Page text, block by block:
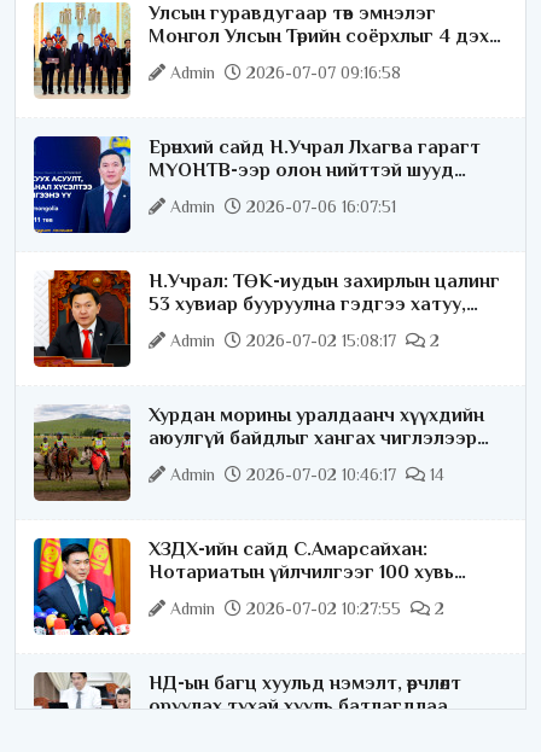
Улсын гуравдугаар төв эмнэлэг
Монгол Улсын Төрийн соёрхлыг 4 дэх
удаагаа хүртлээ
Admin 2026-07-07 09:16:58
Ерөнхий сайд Н.Учрал Лхагва гарагт
МҮОНТВ-ээр олон нийттэй шууд
ярилцана
Admin 2026-07-06 16:07:51
Н.Учрал: ТӨК-иудын захирлын цалинг
53 хувиар бууруулна гэдгээ хатуу,
хариуцлагатайгаар хэлье
Admin 2026-07-02 15:08:17 2
Хурдан морины уралдаанч хүүхдийн
аюулгүй байдлыг хангах чиглэлээр
ажиллаж байна
Admin 2026-07-02 10:46:17 14
ХЗДХ-ийн сайд С.Амарсайхан:
Нотариатын үйлчилгээг 100 хувь
цахимжуулна
Admin 2026-07-02 10:27:55 2
НД-ын багц хуульд нэмэлт, өөрчлөлт
оруулах тухай хууль батлагдлаа